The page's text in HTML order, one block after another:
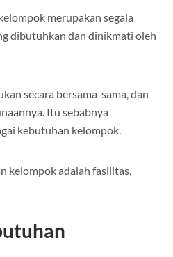
merupakan segala
dibutuhkan dan dinikmati oleh
secara bersama-sama, dan
Itu sebabnya
kebutuhan kelompok.
kelompok adalah fasilitas,